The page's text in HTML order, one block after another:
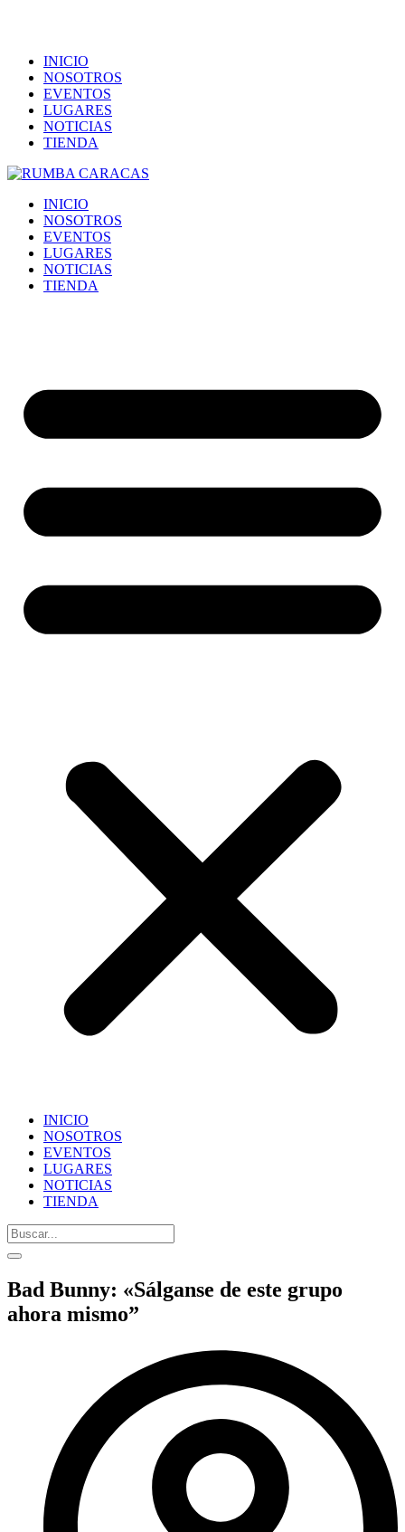
INICIO
NOSOTROS
EVENTOS
LUGARES
NOTICIAS
TIENDA
INICIO
NOSOTROS
EVENTOS
LUGARES
NOTICIAS
TIENDA
INICIO
NOSOTROS
EVENTOS
LUGARES
NOTICIAS
TIENDA
Bad Bunny: «Sálganse de este grupo
ahora mismo”